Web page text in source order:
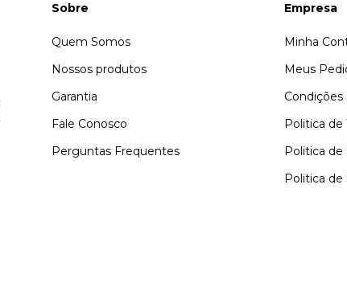
Sobre
Quem Somos
Nossos produtos
Garantia
Fale Conosco
Perguntas Frequentes
Empresa
Minha
Meus
Condições
Politica
Politica de
Politica de